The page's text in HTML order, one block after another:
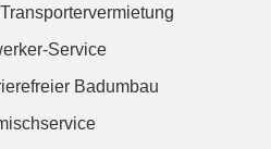
Service
Badumbau